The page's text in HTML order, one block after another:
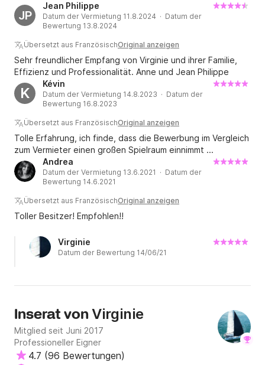
JP
Jean Philippe
Datum der Vermietung 11.8.2024 · Datum der
Bewertung 13.8.2024
Übersetzt aus FranzösischOriginal anzeigen
Sehr freundlicher Empfang von Virginie und ihrer Familie,
Effizienz und Professionalität. Anne und Jean Philippe
K
Kévin
Datum der Vermietung 14.8.2023 · Datum der
Bewertung 16.8.2023
Übersetzt aus FranzösischOriginal anzeigen
Tolle Erfahrung, ich finde, dass die Bewerbung im Vergleich
zum Vermieter einen großen Spielraum einnimmt ...
Andrea
Datum der Vermietung 13.6.2021 · Datum der
Bewertung 14.6.2021
Übersetzt aus FranzösischOriginal anzeigen
Toller Besitzer! Empfohlen!!
Virginie
Datum der Bewertung 14/06/21
Inserat von Virginie
Mitglied seit Juni 2017
Professioneller Eigner
4.7 (96 Bewertungen)